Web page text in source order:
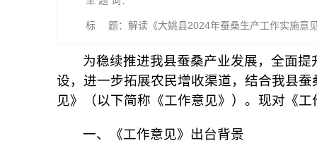
标 题：解读《大姚县2024年蚕桑生产工作实施意
为稳续推进我县蚕桑产业发展，全面
设，进一步拓展农民增收渠道，结合我县
见》（以下简称《工作意见》）。现对《
一、《工作意见》出台背景